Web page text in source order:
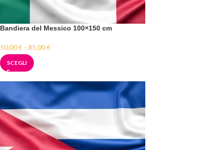
Bandiera del Messico 100×150 cm
50,00€ - 85,00€
SCEGLI